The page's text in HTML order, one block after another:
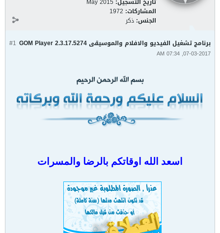
المشاركات: 1972
الجنس: ذكر
#1 برنامج تشغيل الفيديو والافلام والموسيقى GOM Player 2.3.17.5274
07-03-2017, 07:34 AM
اسعد الله اوقاتكم بالرضا والمسرات